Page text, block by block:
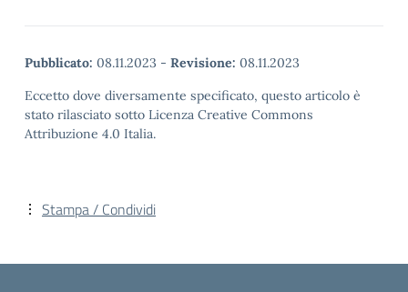
Pubblicato: 08.11.2023 - Revisione: 08.11.2023
Eccetto dove diversamente specificato, questo articolo è
stato rilasciato sotto Licenza Creative Commons
Attribuzione 4.0 Italia.
Stampa / Condividi